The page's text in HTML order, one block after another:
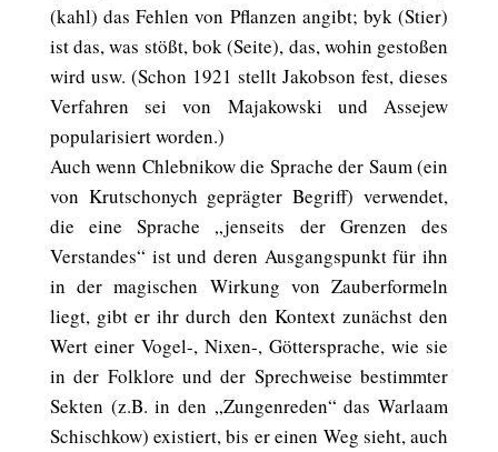
(kahl) das Fehlen von Pflanzen angibt; byk (Stier)
ist das, was stößt, bok (Seite), das, wohin gestoßen
wird usw. (Schon 1921 stellt Jakobson fest, dieses
Verfahren sei von Majakowski und Assejew
popularisiert worden.)
Auch wenn Chlebnikow die Sprache der Saum (ein
von Krutschonych geprägter Begriff) verwendet,
die eine Sprache „jenseits der Grenzen des
Verstandes“ ist und deren Ausgangspunkt für ihn
in der magischen Wirkung von Zauberformeln
liegt, gibt er ihr durch den Kontext zunächst den
Wert einer Vogel-, Nixen-, Göttersprache, wie sie
in der Folklore und der Sprechweise bestimmter
Sekten (z.B. in den „Zungenreden“ das Warlaam
Schischkow) existiert, bis er einen Weg sieht, auch